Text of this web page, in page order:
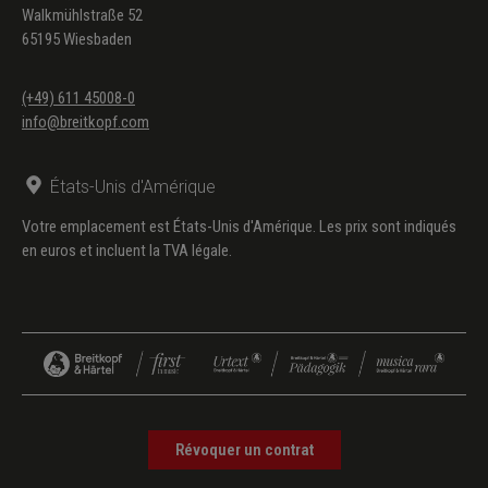
Walkmühlstraße 52
65195 Wiesbaden
(+49) 611 45008-0
info@breitkopf.com
États-Unis d'Amérique
Votre emplacement est États-Unis d'Amérique. Les prix sont indiqués
en euros et incluent la TVA légale.
Révoquer un contrat